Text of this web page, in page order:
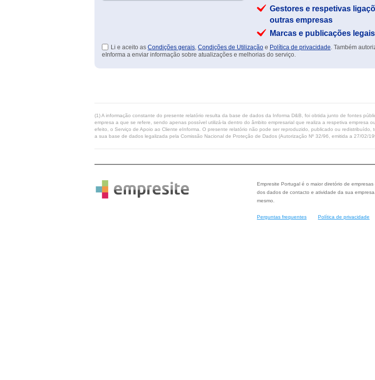
Gestores e respetivas
outras empresas
Marcas e publicações legais
Li e aceito as Condições gerais, Condições de Utilização e Política de privacidade. Também
eInforma a enviar informação sobre atualizações e melhorias do serviço.
(1) A informação constante do presente relatório resulta da base de dados da Informa D&B, foi obtida junto de fontes
empresa a que se refere, sendo apenas possível utilizá-la dentro do âmbito empresarial que realiza a respetiva empresa
efeito, o Serviço de Apoio ao Cliente eInforma. O presente relatório não pode ser reproduzido, publicado ou
a sua base de dados legalizada pela Comissão Nacional de Proteção de Dados (Autorização Nº 32/96, emitida a 27/02/
Empresite Portugal é o maior diretório de
dos dados de contacto e atividade da sua
mesmo.
Perguntas frequentes Política de privacidade